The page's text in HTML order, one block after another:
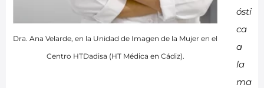
Dra. Ana Velarde, en la Unidad de Imagen de la Mujer en el
Centro HTDadisa (HT Médica en Cádiz).
ósti
ca
a
la
ma